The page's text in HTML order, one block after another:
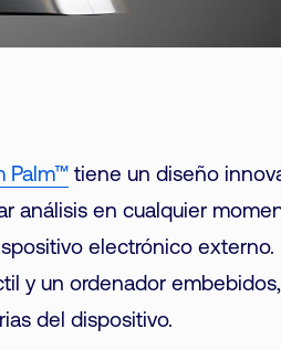
Palm™ tiene un diseño
análisis en cualquier
electrónico externo.
y un ordenador
del dispositivo.